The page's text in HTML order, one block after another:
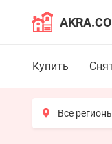
Купить